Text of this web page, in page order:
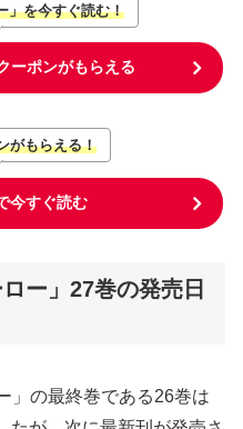
」を今すぐ読む！
ーポンがもらえる
がもらえる！
今すぐ読む
ー」27巻の発売日
」の最終巻である26巻は